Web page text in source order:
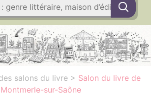
salons du livre > Salon du livre de
Montmerle-sur-Saône